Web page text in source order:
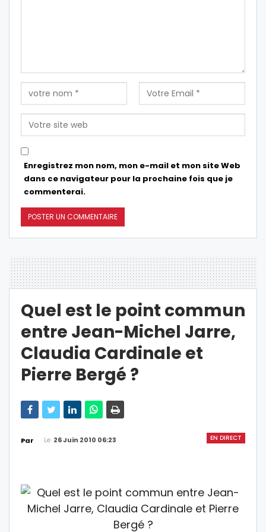
Enregistrez mon nom, mon e-mail et mon site Web
dans ce navigateur pour la prochaine fois que je
commenterai.
Quel est le point commun
entre Jean-Michel Jarre,
Claudia Cardinale et
Pierre Bergé ?
EN DIRECT
Par Le 26 Juin 2010 06:23